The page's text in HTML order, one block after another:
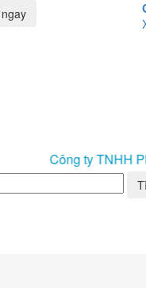
Công ty TNHH